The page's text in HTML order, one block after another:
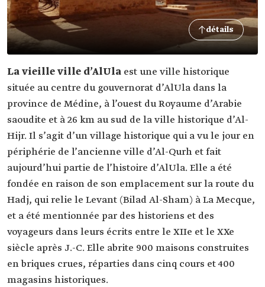
détails
La vieille ville d’AlUla est une ville historique
située au centre du gouvernorat d’AlUla dans la
province de Médine, à l’ouest du Royaume d’Arabie
saoudite et à 26 km au sud de la ville historique d’Al-
Hijr. Il s’agit d’un village historique qui a vu le jour en
périphérie de l’ancienne ville d’Al-Qurh et fait
aujourd’hui partie de l’histoire d’AlUla. Elle a été
fondée en raison de son emplacement sur la route du
Hadj, qui relie le Levant (Bilad Al-Sham) à La Mecque,
et a été mentionnée par des historiens et des
voyageurs dans leurs écrits entre le XIIe et le XXe
siècle après J.-C. Elle abrite 900 maisons construites
en briques crues, réparties dans cinq cours et 400
magasins historiques.